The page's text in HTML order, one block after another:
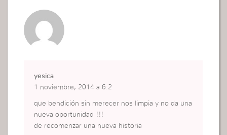
n mas
yesica
1 noviembre, 2014 a 6:2
que bendición sin merecer nos limpia y no da una
nueva oportunidad !!!
de recomenzar una nueva historia